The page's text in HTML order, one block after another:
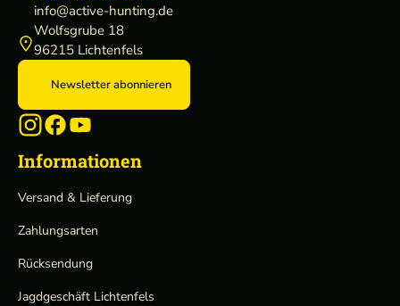
info@active-hunting.de
Wolfsgrube 18
96215 Lichtenfels
Newsletter abonnieren
Informationen
Versand & Lieferung
Zahlungsarten
Rücksendung
Jagdgeschäft Lichtenfels